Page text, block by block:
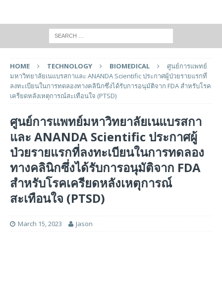
HOME TECHNOLOGY BIOMEDICAL
ศูนย์การแพทย์
มหาวิทยาลัยเนแบรสกาและ ANANDA Scientific ประกาศผู้ป่วยรายแรกที่
ลงทะเบียนในการทดลองทางคลินิกซึ่งได้รับการอนุมัติจาก FDA สำหรับโรค
เครียดหลังเหตุการณ์สะเทือนใจ (PTSD)
ศูนย์การแพทย์มหาวิทยาลัยเนแบรสกา
และ ANANDA Scientific ประกาศผู้
ป่วยรายแรกที่ลงทะเบียนในการทดลอง
ทางคลินิกซึ่งได้รับการอนุมัติจาก FDA
สำหรับโรคเครียดหลังเหตุการณ์
สะเทือนใจ (PTSD)
March 15, 2023 Jason